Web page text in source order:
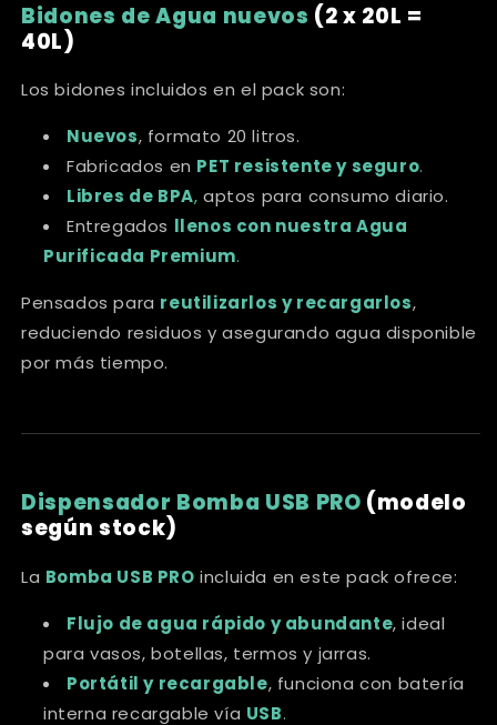
Bidones de Agua nuevos (2 x 20L =
40L)
Los bidones incluidos en el pack son:
Nuevos, formato 20 litros.
Fabricados en PET resistente y seguro.
Libres de BPA, aptos para consumo diario.
Entregados llenos con nuestra Agua
Purificada Premium.
Pensados para reutilizarlos y recargarlos,
reduciendo residuos y asegurando agua disponible
por más tiempo.
Dispensador Bomba USB PRO (modelo
según stock)
La Bomba USB PRO incluida en este pack ofrece:
Flujo de agua rápido y abundante, ideal
para vasos, botellas, termos y jarras.
Portátil y recargable, funciona con batería
interna recargable vía USB.